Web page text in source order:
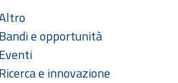
Bandi e opportunità
Eventi
Ricerca e innovazione